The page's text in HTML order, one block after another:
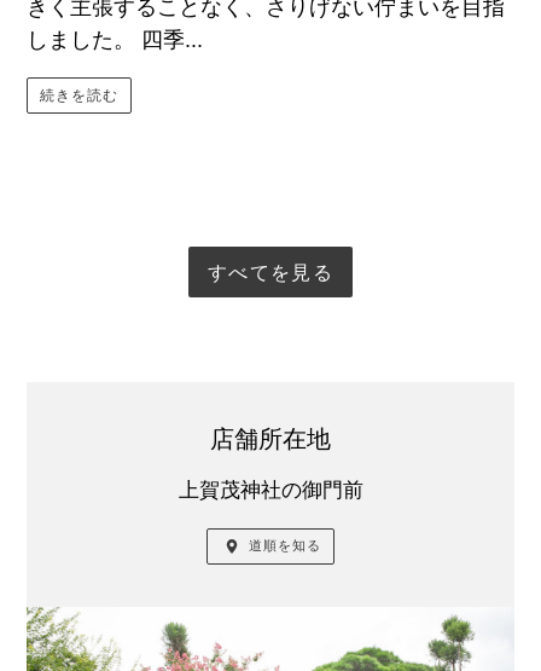
きく主張することなく、さりげない佇まいを目指
しました。 四季...
続きを読む
すべてを見る
アクセス
店舗所在地
上賀茂神社の御門前
道順を知る